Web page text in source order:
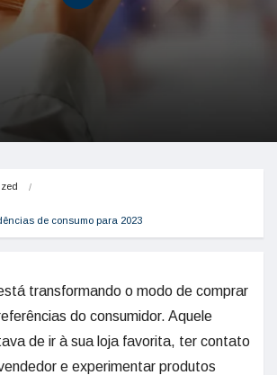
de consumo para 2023
transformando o modo de comprar
do consumidor. Aquele
de ir à sua loja favorita, ter contato
e experimentar produtos